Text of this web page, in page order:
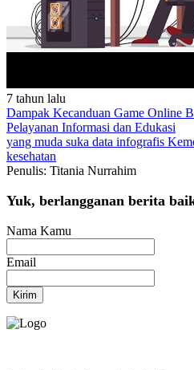
7 tahun lalu
Dampak Kecanduan Game Online
Pelayanan Informasi dan Edukasi
yang muda suka data infografis
kesehatan
Penulis: Titania Nurrahim
Yuk, berlangganan berita
Nama Kamu
Email
Kirim